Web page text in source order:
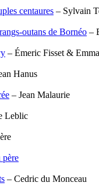
centaures – Sylvain
outans de Bornéo –
– Émeric Fisset &
Hanus
– Jean Malaurie
Leblic
père
– Cedric du Monceau